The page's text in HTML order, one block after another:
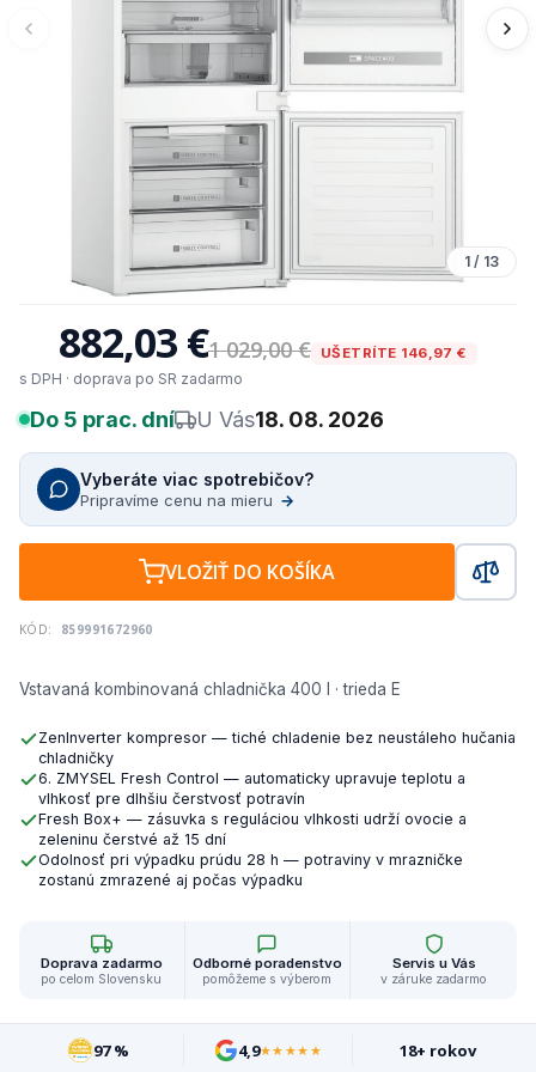
1 / 13
Vstavaná kombinovaná chladnička 400 l · trieda E
ZenInverter kompresor — tiché chladenie bez neustáleho hučania
chladničky
6. ZMYSEL Fresh Control — automaticky upravuje teplotu a
vlhkosť pre dlhšiu čerstvosť potravín
Fresh Box+ — zásuvka s reguláciou vlhkosti udrží ovocie a
zeleninu čerstvé až 15 dní
Odolnosť pri výpadku prúdu 28 h — potraviny v mrazničke
zostanú zmrazené aj počas výpadku
882,03 €1 029,00 € UŠETRÍTE 146,97 €
s DPH · doprava po SR zadarmo
Do 5 prac. dní U Vás18. 08. 2026
Vyberáte viac spotrebičov?
Pripravíme cenu na mieru →
VLOŽIŤ DO KOŠÍKA
KÓD: 859991672960
Doprava zadarmo
po celom Slovensku
Odborné poradenstvo
pomôžeme s výberom
Servis u Vás
v záruke zadarmo
97 % 4,9★★★★★ 18+ rokov